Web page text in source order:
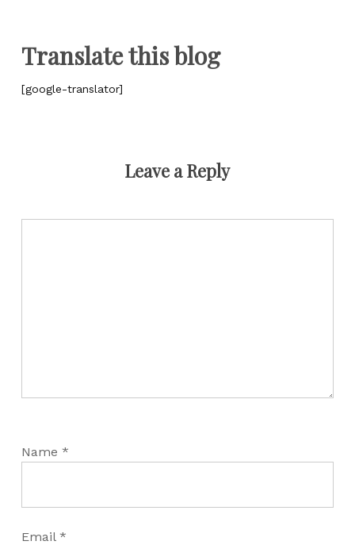
Translate this blog
[google-translator]
Leave a Reply
Name *
Email *